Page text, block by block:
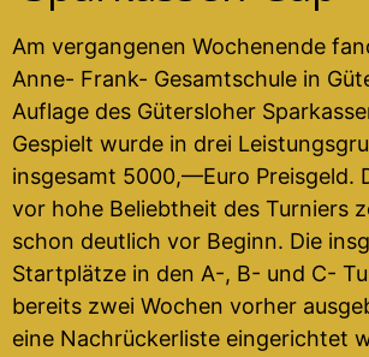
Am vergangenen Wochenende
Anne- Frank- Gesamtschule in
Auflage des Gütersloher
Gespielt wurde in drei
insgesamt 5000,—Euro Preisgeld.
vor hohe Beliebtheit des Turniers
schon deutlich vor Beginn. Die
Startplätze in den A-, B- und C-
bereits zwei Wochen vorher
eine Nachrückerliste eingerichtet